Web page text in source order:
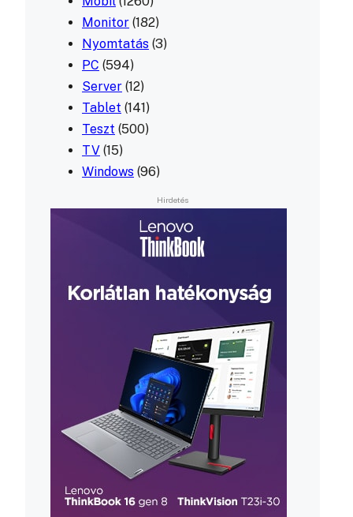
Monitor (182)
Nyomtatás (3)
PC (594)
Server (12)
Tablet (141)
Teszt (500)
TV (15)
Windows (96)